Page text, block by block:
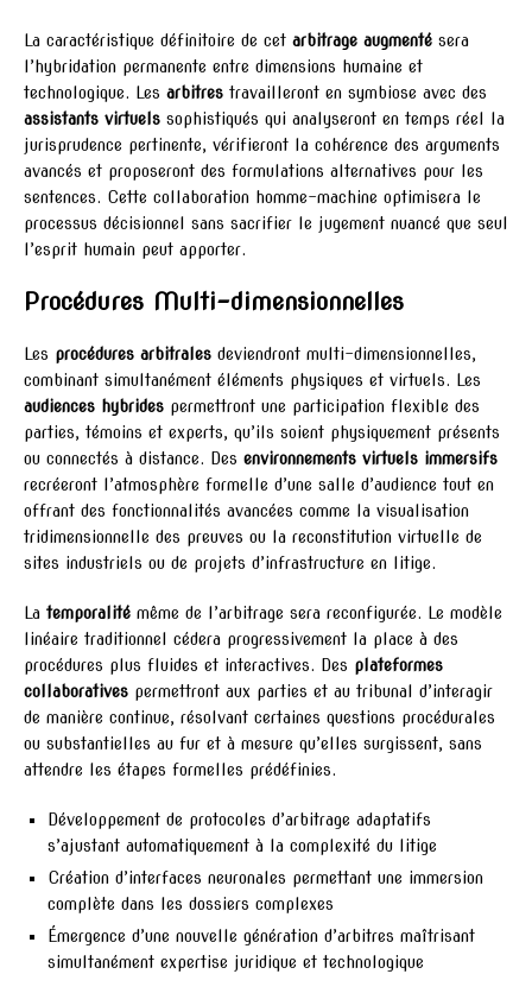
La caractéristique définitoire de cet arbitrage augmenté sera
l’hybridation permanente entre dimensions humaine et
technologique. Les arbitres travailleront en symbiose avec des
assistants virtuels sophistiqués qui analyseront en temps réel la
jurisprudence pertinente, vérifieront la cohérence des arguments
avancés et proposeront des formulations alternatives pour les
sentences. Cette collaboration homme-machine optimisera le
processus décisionnel sans sacrifier le jugement nuancé que seul
l’esprit humain peut apporter.
Procédures Multi-dimensionnelles
Les procédures arbitrales deviendront multi-dimensionnelles,
combinant simultanément éléments physiques et virtuels. Les
audiences hybrides permettront une participation flexible des
parties, témoins et experts, qu’ils soient physiquement présents
ou connectés à distance. Des environnements virtuels immersifs
recréeront l’atmosphère formelle d’une salle d’audience tout en
offrant des fonctionnalités avancées comme la visualisation
tridimensionnelle des preuves ou la reconstitution virtuelle de
sites industriels ou de projets d’infrastructure en litige.
La temporalité même de l’arbitrage sera reconfigurée. Le modèle
linéaire traditionnel cédera progressivement la place à des
procédures plus fluides et interactives. Des plateformes
collaboratives permettront aux parties et au tribunal d’interagir
de manière continue, résolvant certaines questions procédurales
ou substantielles au fur et à mesure qu’elles surgissent, sans
attendre les étapes formelles prédéfinies.
Développement de protocoles d’arbitrage adaptatifs
s’ajustant automatiquement à la complexité du litige
Création d’interfaces neuronales permettant une immersion
complète dans les dossiers complexes
Émergence d’une nouvelle génération d’arbitres maîtrisant
simultanément expertise juridique et technologique